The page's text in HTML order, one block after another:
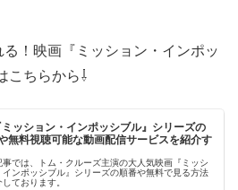
！映画『ミッション・インポッ
こちらから⇩
ッション・インポッシブル』シリーズの
無料視聴可能な動画配信サービスを紹介す
事では、トム・クルーズ主演の大人気映画『ミッシ
インポッシブル』シリーズの順番や無料で見る方法
ております。